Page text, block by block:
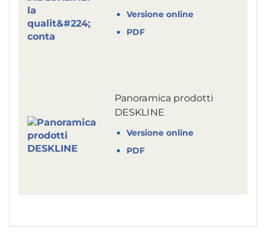
Versione online
PDF
Panoramica prodotti
DESKLINE
Versione online
PDF